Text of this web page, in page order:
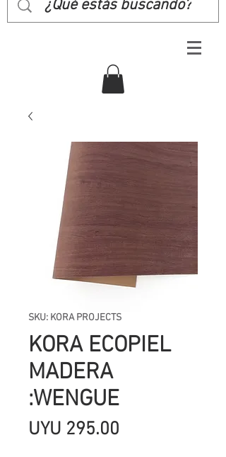
SKU: KORA PROJECTS
KORA ECOPIEL
MADERA
:WENGUE
UYU 295.00